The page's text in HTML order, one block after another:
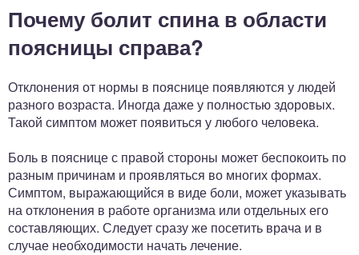
Почему болит спина в области
поясницы справа?
Отклонения от нормы в пояснице появляются у людей
разного возраста. Иногда даже у полностью здоровых.
Такой симптом может появиться у любого человека.
Боль в пояснице с правой стороны может беспокоить по
разным причинам и проявляться во многих формах.
Симптом, выражающийся в виде боли, может указывать
на отклонения в работе организма или отдельных его
составляющих. Следует сразу же посетить врача и в
случае необходимости начать лечение.